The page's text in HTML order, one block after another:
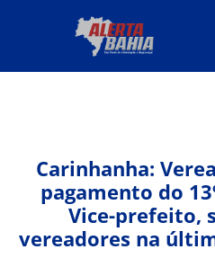
Carinhanha:
pagamento do
Vice-prefeito,
vereadores na